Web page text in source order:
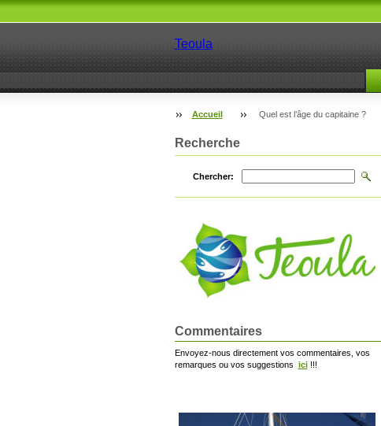
Teoula
Accueil Quel est l’âge du capitaine ?
Recherche
Chercher:
Commentaires
Envoyez-nous directement vos commentaires, vos
remarques ou vos suggestions ici!!!